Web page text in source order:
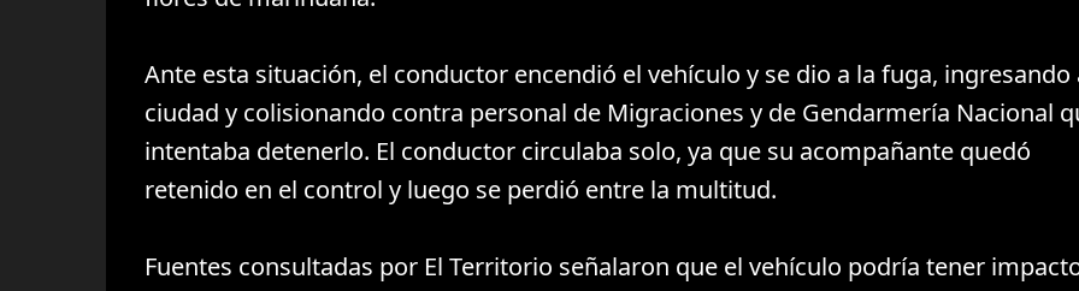
Ante esta situación, el conductor encendió el vehículo y se dio a la fuga, ingresando
ciudad y colisionando contra personal de Migraciones y de Gendarmería Nacional
intentaba detenerlo. El conductor circulaba solo, ya que su acompañante quedó
retenido en el control y luego se perdió entre la multitud.
Fuentes consultadas por El Territorio señalaron que el vehículo podría tener